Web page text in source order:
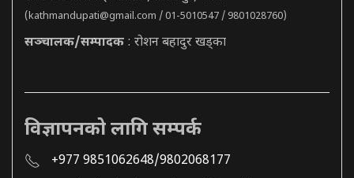
(kathmandupati@gmail.com / 01-5010547 / 9801028760)
सञ्चालक/सम्पादक : रोशन बहादुर खड्का
विज्ञापनको लागि सम्पर्क
+977 9851062648/9802068177